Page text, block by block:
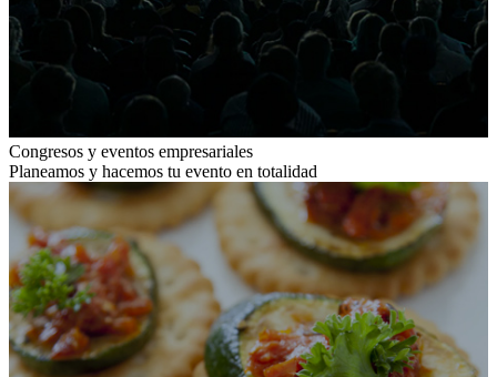
Congresos y eventos empresariales
Planeamos y hacemos tu evento en totalidad